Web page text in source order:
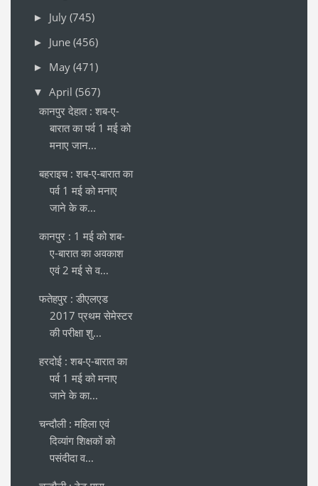
► July (745)
► June (456)
► May (471)
▼ April (567)
कानपुर देहात : शब-ए-
बारात का पर्व 1 मई को
मनाए जान...
बहराइच : शब-ए-बारात का
पर्व 1 मई को मनाए
जाने के क...
कानपुर : 1 मई को शब-
ए-बारात का अवकाश
एवं 2 मई से व...
फतेहपुर : डीएलएड
2017 प्रथम सेमेस्टर
की परीक्षा शु...
हरदोई : शब-ए-बारात का
पर्व 1 मई को मनाए
जाने के का...
चन्दौली : महिला एवं
दिव्यांग शिक्षकों को
पसंदीदा व...